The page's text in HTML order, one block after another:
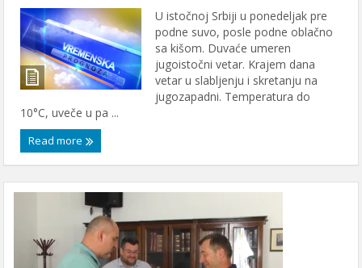
U istočnoj Srbiji u ponedeljak pre
podne suvo, posle podne oblačno
sa kišom. Duvaće umeren
jugoistočni vetar. Krajem dana
vetar u slabljenju i skretanju na
jugozapadni. Temperatura do
10°C, uveče u pa ...
Read more